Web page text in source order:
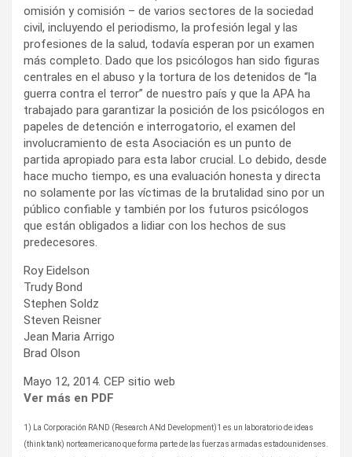
omisión y comisión – de varios sectores de la sociedad
civil, incluyendo el periodismo, la profesión legal y las
profesiones de la salud, todavía esperan por un examen
más completo. Dado que los psicólogos han sido figuras
centrales en el abuso y la tortura de los detenidos de “la
guerra contra el terror” de nuestro país y que la APA ha
trabajado para garantizar la posición de los psicólogos en
papeles de detención e interrogatorio, el examen del
involucramiento de esta Asociación es un punto de
partida apropiado para esta labor crucial. Lo debido, desde
hace mucho tiempo, es una evaluación honesta y directa
no solamente por las víctimas de la brutalidad sino por un
público confiable y también por los futuros psicólogos
que están obligados a lidiar con los hechos de sus
predecesores.
Roy Eidelson
Trudy Bond
Stephen Soldz
Steven Reisner
Jean Maria Arrigo
Brad Olson
Mayo 12, 2014. CEP sitio web
Ver más en PDF
1) La Corporación RAND (Research ANd Development)1 es un laboratorio de ideas
(think tank) norteamericano que forma parte de las fuerzas armadas estadounidenses.